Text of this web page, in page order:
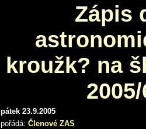
Zápis
kroužk? na
pátek 23.9.2005
pořádá: Členové ZAS